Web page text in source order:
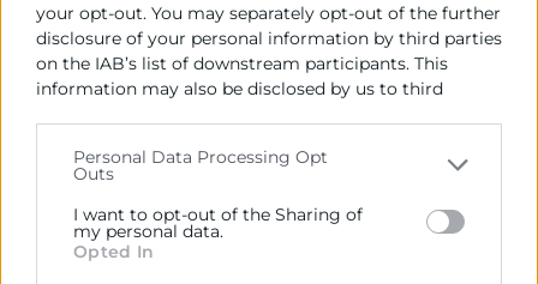
your opt-out. You may separately opt-out of the further
disclosure of your personal information by third parties
on the IAB’s list of downstream participants. This
information may also be disclosed by us to third
Please note that this website/app uses one or more
Google services and may gather and store information
including but not limited to your visit or usage
behaviour. You may click to grant or deny consent to
Personal Data Processing Opt
Outs
I want to opt-out of the Sharing of
my personal data.
Opted In
embajadores de tu marca.Cuando
los empleados se encuentran felices
en su trabajo, lo más normal es que
demás, aconsejando a posibles
candidatos trabajar en la organización
o propagando las ventajas de formar
parte de ella.